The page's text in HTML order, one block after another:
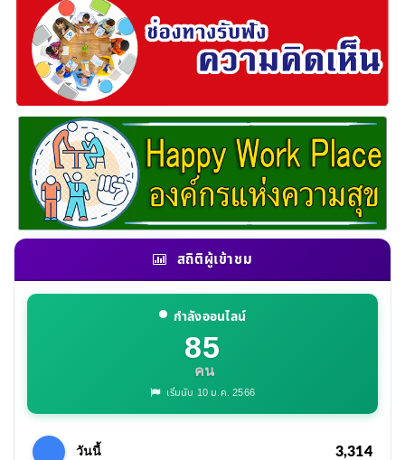
สถิติผู้เข้าชม
กำลังออนไลน์
85
คน
เริ่มนับ 10 ม.ค. 2566
วันนี้ 3,314